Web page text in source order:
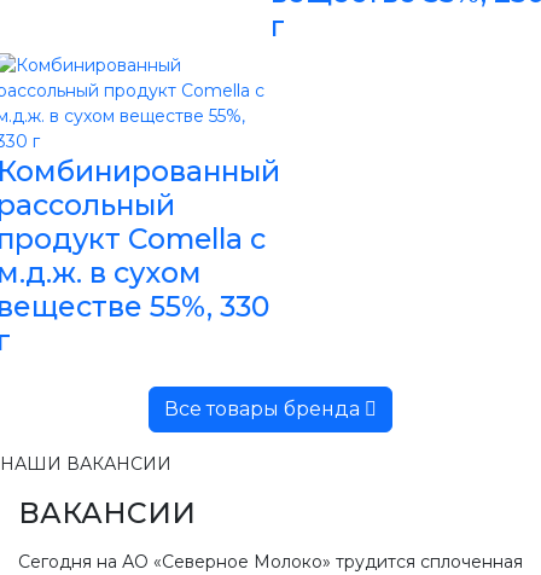
г
Comella с
в сухом
55%, 330
Все товары бренда
НАШИ ВАКАНСИИ
ВАКАНСИИ
Сегодня на АО «Северное Молоко» трудится сплоченная